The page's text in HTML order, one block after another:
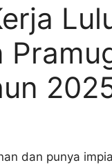
dan punya